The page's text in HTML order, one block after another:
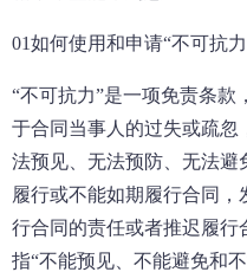
01如何使用和申请“不可抗力
“不可抗力”是一项免责条款
于合同当事人的过失或疏
法预见、无法预防、无法
履行或不能如期履行合同
行合同的责任或者推迟履行
指“不能预见、不能避免和